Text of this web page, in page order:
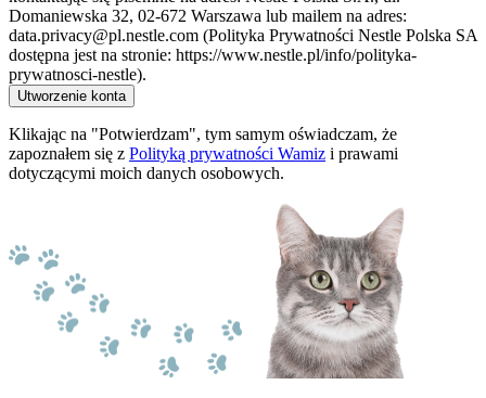
Domaniewska 32, 02-672 Warszawa lub mailem na adres:
data.privacy@pl.nestle.com (Polityka Prywatności Nestle Polska SA
dostępna jest na stronie: https://www.nestle.pl/info/polityka-
prywatnosci-nestle).
Utworzenie konta
Klikając na "Potwierdzam", tym samym oświadczam, że
zapoznałem się z Polityką prywatności Wamiz i prawami
dotyczącymi moich danych osobowych.